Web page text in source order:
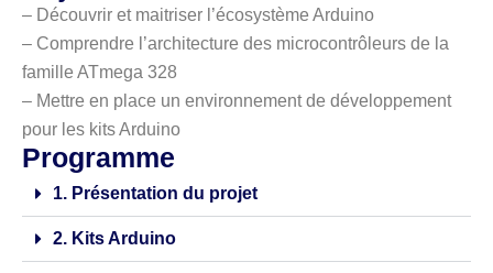
– Découvrir et maitriser l’écosystème Arduino
– Comprendre l’architecture des microcontrôleurs de la
famille ATmega 328
– Mettre en place un environnement de développement
pour les kits Arduino
Programme
1. Présentation du projet
2. Kits Arduino